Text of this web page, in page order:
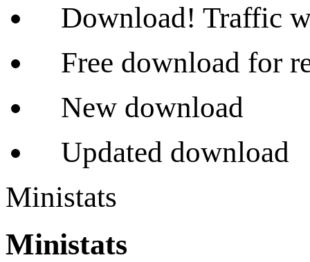
Download! Traffic
Free download for
New download
Updated download
Ministats
Ministats